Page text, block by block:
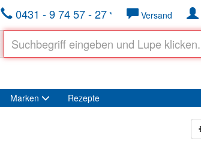
Versand
0431 - 9 74 57 - 27 *
Marken Rezepte